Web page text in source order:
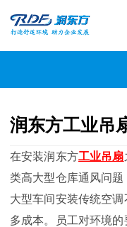
润东方工业吊
在安装润东方工业吊扇
类高大型仓库通风问
大型车间安装传统空
多成本。员工对环境